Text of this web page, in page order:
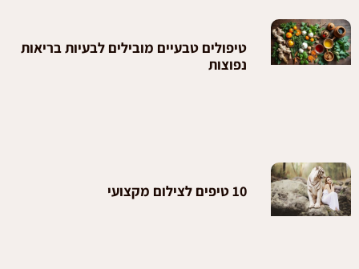
טיפולים טבעיים מובילים לבעיות בריאות
נפוצות
10 טיפים לצילום מקצועי